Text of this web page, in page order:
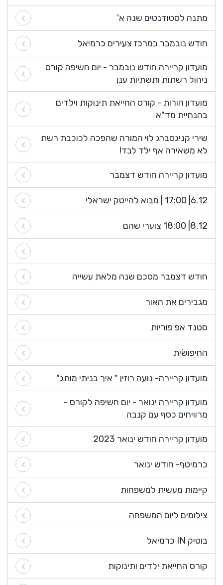
מתנה לסטודנטים שנה א'
חודש נובמבר במרכז צעירים כרמיאל
מועדון קריירה חודש נובמבר - יום חשיפה קורס
ניהול רשתות ותשתיות ענן
מועדון הורות - קורס החייאת תינוקות וילדים
בהנחיית מד"א
שירי קניגסברג לוי המורה שהפכה לכוכבת רשת
לא משאירה אף ילד לבד!
מועדון קריירה חודש דצמבר
6.12| 17:00 | מבוא להייטק ישראלי
8.12| 18:00 צוערי שהם
חודש דצמבר מסכם שנה מלאת עשייה
מגבירים את האור
סטנד אפ פוריות
החיפושׂית
מועדון קריירה- נועה רוזין " איך בניתי מותג"
מועדון קריירה ינואר - יום חשיפה לקורס -
מרוויחים כסף עם קנבה
מועדון קריירה חודש ינואר 2023
כרמיטף- חודש ינואר
קיימות מעשית למשפחות
צילומים ליום המשפחה
בוטיק IN כרמיאל
קורס החייאת ילדים ותינוקות